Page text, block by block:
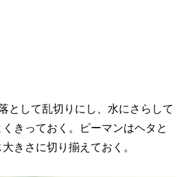
として乱切りにし、水にさらして
きっておく。ピーマンはヘタと
きさに切り揃えておく。